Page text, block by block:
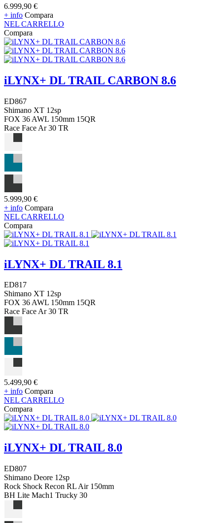
6.999,90 €
+ info Compara
NEL CARRELLO
Compara
iLYNX+ DL TRAIL CARBON 8.6
ED867
Shimano XT 12sp
FOX 36 AWL 150mm 15QR
Race Face Ar 30 TR
5.999,90 €
+ info Compara
NEL CARRELLO
Compara
iLYNX+ DL TRAIL 8.1
ED817
Shimano XT 12sp
FOX 36 AWL 150mm 15QR
Race Face Ar 30 TR
5.499,90 €
+ info Compara
NEL CARRELLO
Compara
iLYNX+ DL TRAIL 8.0
ED807
Shimano Deore 12sp
Rock Shock Recon RL Air 150mm
BH Lite Mach1 Trucky 30